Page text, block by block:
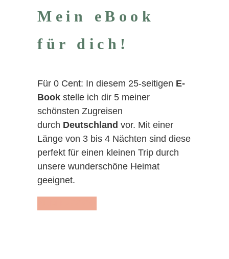
Mein eBook
für dich!
Für 0 Cent: In diesem 25-seitigen E-
Book stelle ich dir 5 meiner
schönsten Zugreisen
durch Deutschland vor. Mit einer
Länge von 3 bis 4 Nächten sind diese
perfekt für einen kleinen Trip durch
unsere wunderschöne Heimat
geeignet.